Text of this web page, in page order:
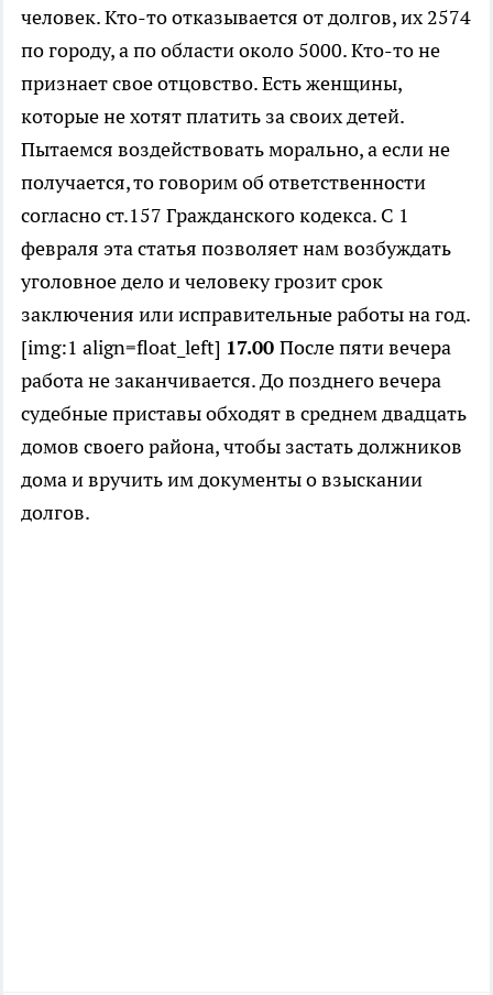
человек. Кто-то отказывается от долгов, их 2574
по городу, а по области около 5000. Кто-то не
признает свое отцовство. Есть женщины,
которые не хотят платить за своих детей.
Пытаемся воздействовать морально, а если не
получается, то говорим об ответственности
согласно ст.157 Гражданского кодекса. С 1
февраля эта статья позволяет нам возбуждать
уголовное дело и человеку грозит срок
заключения или исправительные работы на год.
[img:1 align=float_left] 17.00 После пяти вечера
работа не заканчивается. До позднего вечера
судебные приставы обходят в среднем двадцать
домов своего района, чтобы застать должников
дома и вручить им документы о взыскании
долгов.